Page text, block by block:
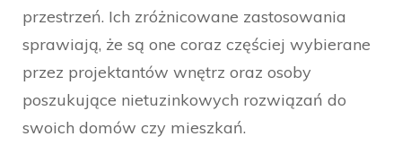
przestrzeń. Ich zróżnicowane zastosowania
sprawiają, że są one coraz częściej wybierane
przez projektantów wnętrz oraz osoby
poszukujące nietuzinkowych rozwiązań do
swoich domów czy mieszkań.